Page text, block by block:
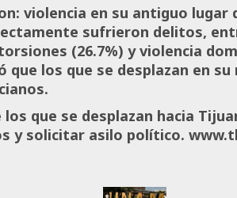
violencia en su antiguo lugar
sufrieron delitos,
(26.7%) y violencia
que los que se desplazan en
los que se desplazan hacia
y solicitar asilo político.